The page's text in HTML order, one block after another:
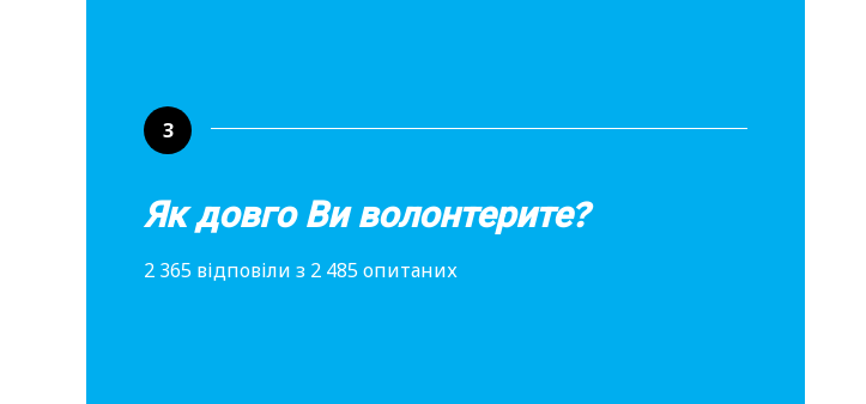
3
Як довго Ви волонтерите?
2 365 відповіли з 2 485 опитаних